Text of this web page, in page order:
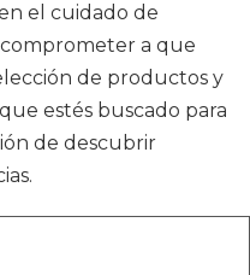
el cuidado de
a que
de productos y
estés buscado para
de descubrir